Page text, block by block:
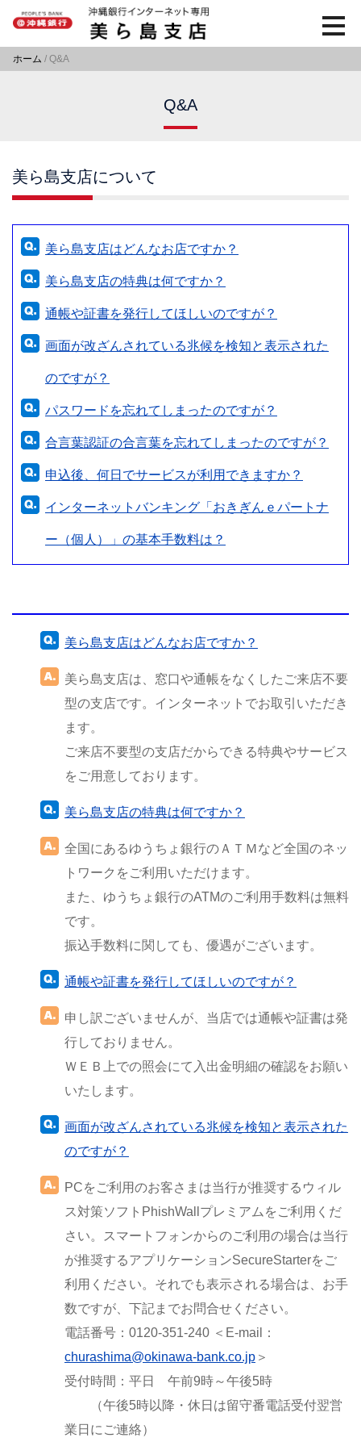
沖縄銀行 沖縄銀行インターネッ
toggle
ホーム / Q&A
Q&A
美ら島支店について
美ら島支店はどんなお店ですか？
美ら島支店の特典は何ですか？
通帳や証書を発行してほしいのですが？
画面が改ざんされている兆候を検知と表示された
のですが？
パスワードを忘れてしまったのですが？
合言葉認証の合言葉を忘れてしまったのですが？
申込後、何日でサービスが利用できますか？
インターネットバンキング「おきぎんｅパートナ
ー（個人）」の基本手数料は？
美ら島支店はどんなお店ですか？
美ら島支店は、窓口や通帳をなくしたご来店不要
型の支店です。インターネットでお取引いただき
ます。
ご来店不要型の支店だからできる特典やサービス
をご用意しております。
美ら島支店の特典は何ですか？
全国にあるゆうちょ銀行のＡＴＭなど全国のネッ
トワークをご利用いただけます。
また、ゆうちょ銀行のATMのご利用手数料は無料
です。
振込手数料に関しても、優遇がございます。
通帳や証書を発行してほしいのですが？
申し訳ございませんが、当店では通帳や証書は発
行しておりません。
ＷＥＢ上での照会にて入出金明細の確認をお願い
いたします。
画面が改ざんされている兆候を検知と表示された
のですが？
PCをご利用のお客さまは当行が推奨するウィル
ス対策ソフトPhishWallプレミアムをご利用くだ
さい。スマートフォンからのご利用の場合は当行
が推奨するアプリケーションSecureStarterをご
利用ください。それでも表示される場合は、お手
数ですが、下記までお問合せください。
電話番号：0120-351-240 ＜E-mail：
churashima@okinawa-bank.co.jp ＞
受付時間：平日 午前9時～午後5時
（午後5時以降・休日は留守番電話受付翌営
業日にご連絡）